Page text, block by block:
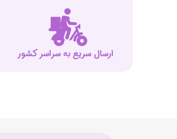
ارسال سریع به سراسر کشور